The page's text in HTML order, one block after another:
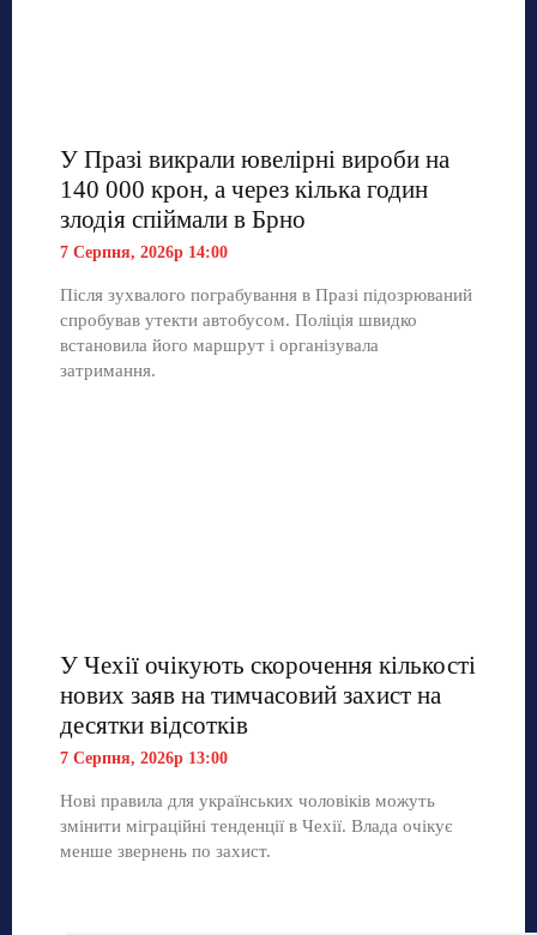
У Празі викрали ювелірні вироби на
140 000 крон, а через кілька годин
злодія спіймали в Брно
7 Серпня, 2026р 14:00
Після зухвалого пограбування в Празі підозрюваний
спробував утекти автобусом. Поліція швидко
встановила його маршрут і організувала
затримання.
У Чехії очікують скорочення кількості
нових заяв на тимчасовий захист на
десятки відсотків
7 Серпня, 2026р 13:00
Нові правила для українських чоловіків можуть
змінити міграційні тенденції в Чехії. Влада очікує
менше звернень по захист.